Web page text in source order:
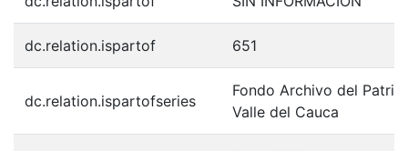
dc.relation.ispartof 651
dc.relation.ispartofseries
Fondo Archivo del
Valle del Cauca